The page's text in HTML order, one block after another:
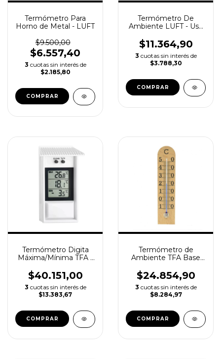
Termómetro Para
Horno de Metal - LUFT
$9.500,00
$6.557,40
3 cuotas sin interés de
$2.185,80
Termómetro De
Ambiente LUFT - Uso
+50°
$11.364,90
3 cuotas sin interés de
$3.788,30
Termómetro Digita
Máxima/Mínima TFA -
$40.151,00
3 cuotas sin interés de
$13.383,67
Termómetro de
Ambiente TFA Base
Interior / Números
Grandes
$24.854,90
3 cuotas sin interés de
$8.284,97